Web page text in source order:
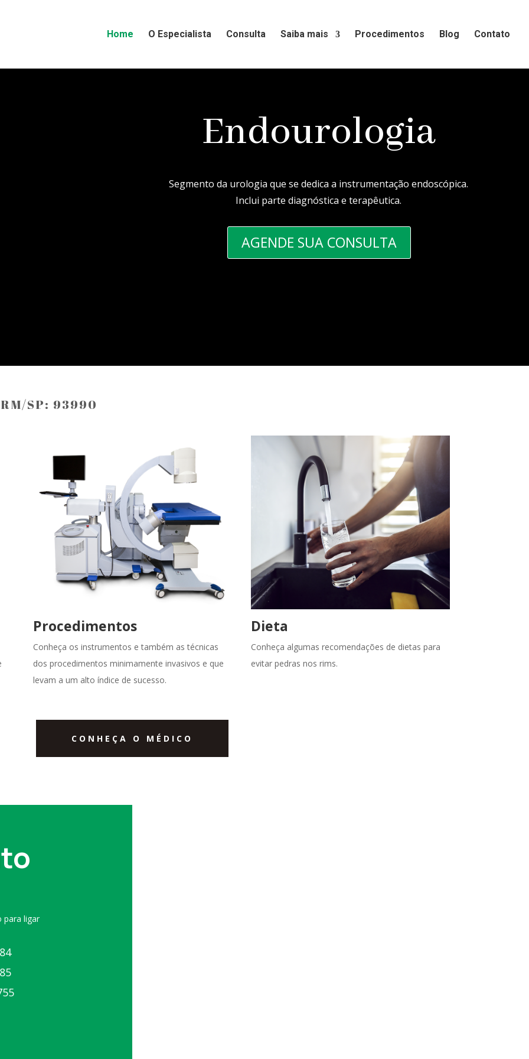
Home O Especialista Consulta Saiba mais Procedimentos Blog Contato
Endourologia
Segmento da urologia que se dedica a instrumentação endoscópica.
Inclui parte diagnóstica e terapêutica.
AGENDE SUA CONSULTA
SP: 93990
Procedimentos
Conheça os instrumentos e também as técnicas
dos procedimentos minimamente invasivos e que
levam a um alto índice de sucesso.
Dieta
Conheça algumas recomendações de dietas para
evitar pedras nos rims.
CONHEÇA O MÉDICO
para ligar